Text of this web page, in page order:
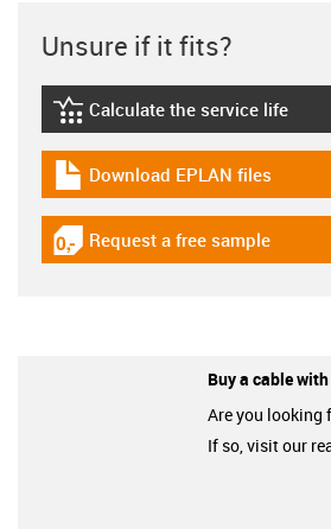
Unsure if it fits?
igus-icon-lebensdauerrechner
Calculate the service life
igus-icon-download-plan
Download EPLAN files
igus-icon-gratismuster
Request a free sample
Buy a cable
Are you looking
If so, visit our